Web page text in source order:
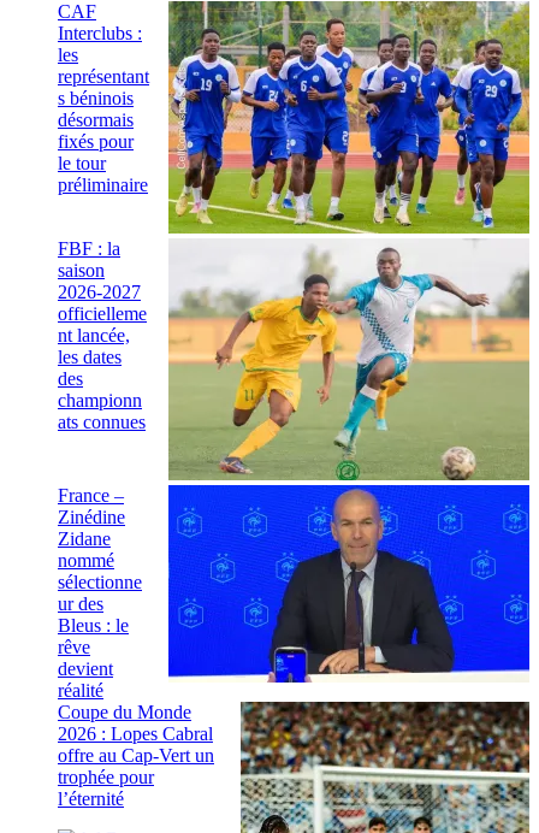
CAF
Interclubs :
les
représentant
s béninois
désormais
fixés pour
le tour
préliminaire
FBF : la
saison
2026-2027
officielleme
nt lancée,
les dates
des
championn
ats connues
France –
Zinédine
Zidane
nommé
sélectionne
ur des
Bleus : le
rêve
devient
réalité
Coupe du Monde
2026 : Lopes Cabral
offre au Cap-Vert un
trophée pour
l’éternité